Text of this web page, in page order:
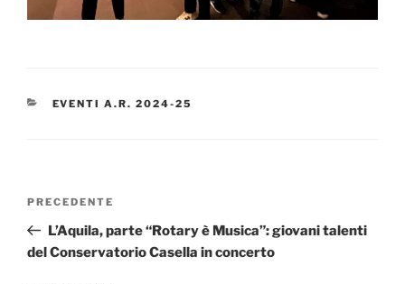
CATEGORIE
EVENTI A.R. 2024-25
Articolo
precedente:
PRECEDENTE
L’Aquila, parte “Rotary è Musica”: giovani talenti
del Conservatorio Casella in concerto